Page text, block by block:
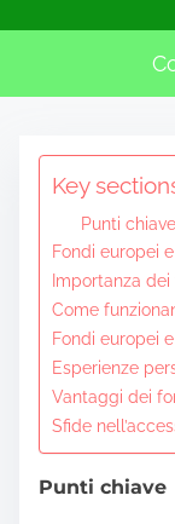
Key
Punti chiave
Fondi europei
Importanza
Come
Fondi europei
Esperienze
Vantaggi dei
Sfide
Punti chiave